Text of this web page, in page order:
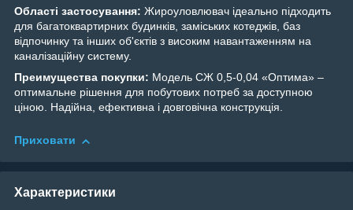
Області застосування: Жироуловлювач ідеально підходить
для багатоквартирних будинків, заміських котеджів, баз
відпочинку та інших об'єктів з високим навантаженням на
каналізаційну систему.
Преимущества покупки: Модель СЖ 0,5-0,04 «Оптима» –
оптимальне рішення для побутових потреб за доступною
ціною. Надійна, ефективна і довговічна конструкція.
Приховати
Характеристики